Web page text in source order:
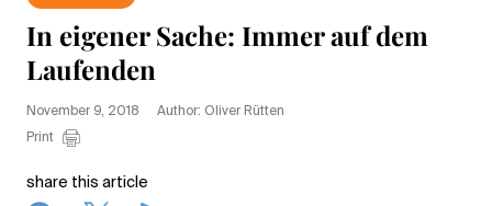
In eigener Sache: Immer auf dem
Laufenden
November 9, 2018
Author: Oliver Rütten
Print
share this article